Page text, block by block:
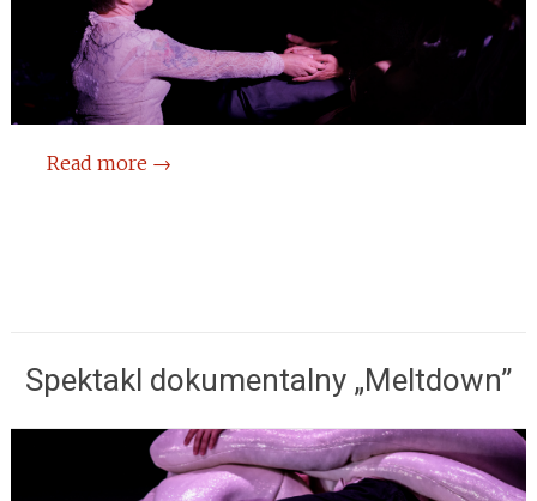
Read more →
Spektakl dokumentalny „Meltdown”